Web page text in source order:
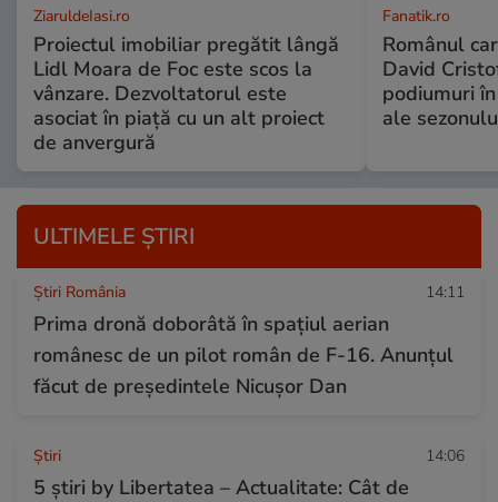
ZiaruldeIasi.ro
Proiectul imobiliar pregătit lângă
Lidl Moara de Foc este scos la
vânzare. Dezvoltatorul este
asociat în piață cu un alt proiect
de anvergură
Fanatik.ro
Românul
David
podiumuri
ale
ULTIMELE ȘTIRI
Știri România 14:11
Prima dronă doborâtă în spațiul aerian
românesc de un pilot român de F-16. Anunțul
făcut de președintele Nicușor Dan
Ştiri 14:06
5 știri by Libertatea – Actualitate: Cât de